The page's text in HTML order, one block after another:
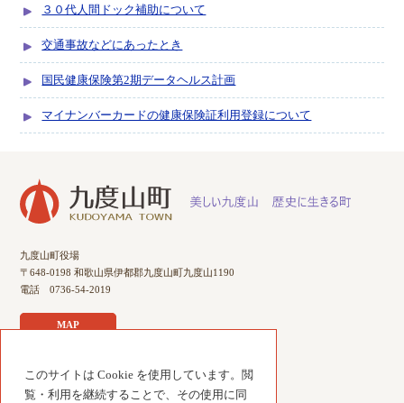
このサイトは Cookie を使用しています。閲
覧・利用を継続することで、その使用に同
３０代人間ドック補助について
交通事故などにあったとき
国民健康保険第2期データヘルス計画
マイナンバーカードの健康保険証利用登録について
九度山町役場
〒648-0198 和歌山県伊都郡九度山町九度山1190
電話 0736-54-2019
MAP
サイトのご利用について